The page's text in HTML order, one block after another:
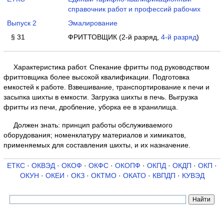
справочник работ и профессий рабочих
Выпуск 2
Эмалирование
§ 31
ФРИТТОВЩИК (2-й разряд, 4-й разряд)
Характеристика работ. Спекание фритты под руководством
фриттовщика более высокой квалификации. Подготовка
емкостей к работе. Взвешивание, транспортирование к печи и
засыпка шихты в емкости. Загрузка шихты в печь. Выгрузка
фритты из печи, дробление, уборка ее в хранилища.
Должен знать: принцип работы обслуживаемого
оборудования; номенклатуру материалов и химикатов,
применяемых для составления шихты, и их назначение.
ЕТКС · ОКВЭД· ОКОФ · ОКФС · ОКОПФ · ОКПД· ОКДП · ОКП ·
ОКУН · ОКЕИ · ОКЗ· ОКТМО· ОКАТО· КВПДП · КУВЭД